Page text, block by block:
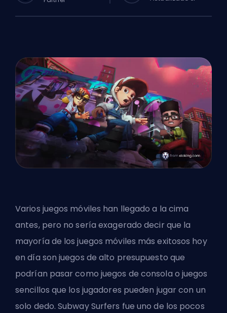
Varios juegos móviles han llegado a la cima
antes, pero no sería exagerado decir que la
mayoría de los juegos móviles más exitosos hoy
en día son juegos de alto presupuesto que
podrían pasar como juegos de consola o juegos
sencillos que los jugadores pueden jugar con un
solo dedo. Subway Surfers fue uno de los pocos